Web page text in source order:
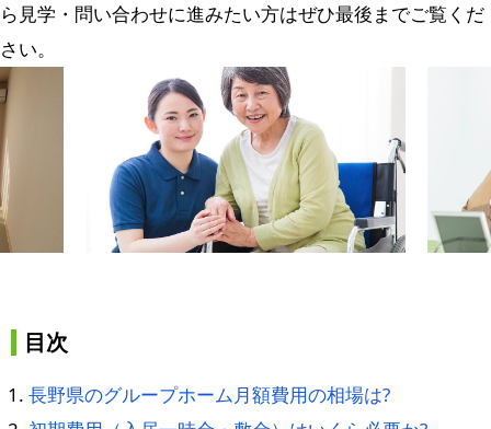
ら見学・問い合わせに進みたい方はぜひ最後までご覧くだ
さい。
目次
長野県のグループホーム月額費用の相場は?